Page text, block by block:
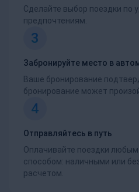
Сделайте выбор поездки по
предпочтениям.
3
Забронируйте место в
Ваше бронирование
бронирование может
4
Отправляйтесь в путь
Оплачивайте поездки
способом: наличными или
расчетом.